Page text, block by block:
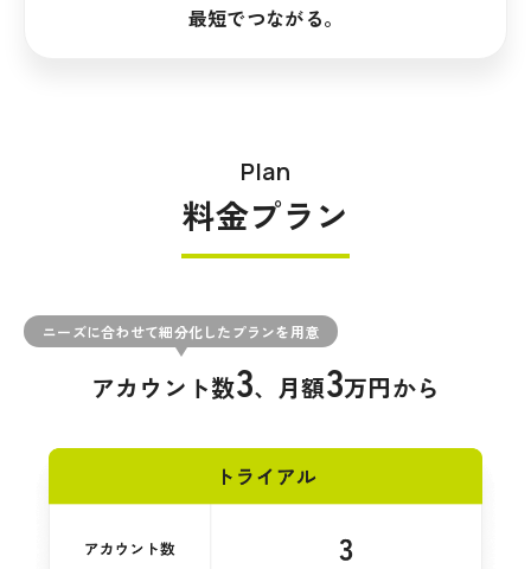
最短でつながる。
Plan
料金プラン
ニーズに合わせて細分化したプランを用意
アカウント数3、月額3万円から